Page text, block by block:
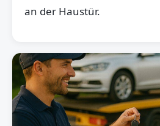
an der Haustür.